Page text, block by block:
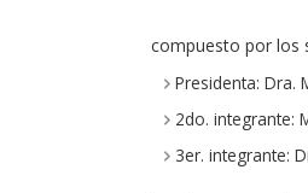
compuesto por los
Presidenta: Dra.
2do. integrante:
3er. integrante: